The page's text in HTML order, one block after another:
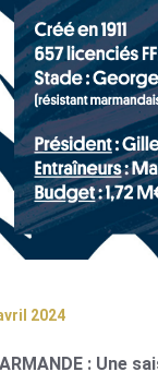
2024
: Une